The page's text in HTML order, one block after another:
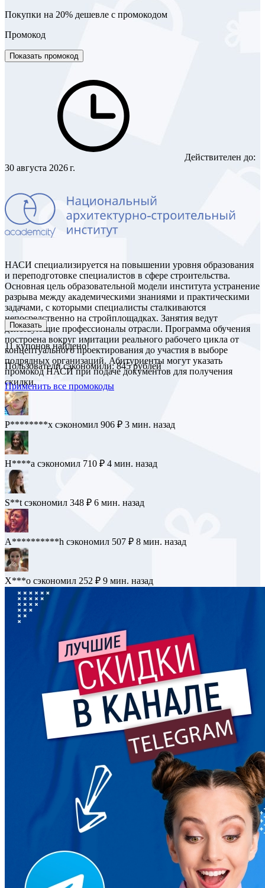
Покупки на 20% дешевле с промокодом
Промокод
Показать промокод
Действителен до:
30 августа 2026 г.
НАСИ специализируется на повышении уровня образования
и переподготовке специалистов в сфере строительства.
Основная цель образовательной модели института устранение
разрыва между академическими знаниями и практическими
задачами, с которыми специалисты сталкиваются
непосредственно на стройплощадках. Занятия ведут
действующие профессионалы отрасли. Программа обучения
построена вокруг имитации реального рабочего цикла от
концептуального проектирования до участия в выборе
подрядных организаций. Абитуриенты могут указать
промокод НАСИ при подаче документов для получения
скидки.
Показать
11 купонов найдено!
Пользователи сэкономили: 845 рублей
Применить все промокоды
P********x сэкономил 906 ₽ 3 мин. назад
H****a сэкономил 710 ₽ 4 мин. назад
S**t сэкономил 348 ₽ 6 мин. назад
A**********h сэкономил 507 ₽ 8 мин. назад
X***o сэкономил 252 ₽ 9 мин. назад